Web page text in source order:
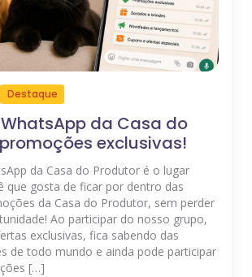
Destaque
da Casa do
exclusivas!
da Casa do Produtor é o lugar
que gosta de ficar por dentro das
da Casa do Produtor, sem perder
Ao participar do nosso grupo,
exclusivas, fica sabendo das
de todo mundo e ainda pode participar
[…]